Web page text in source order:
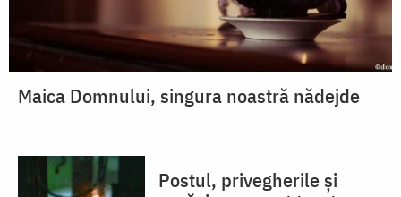
Maica Domnului, singura noastră nădejde
Postul, privegherile și